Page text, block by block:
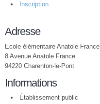
Inscription
Adresse
Ecole élémentaire Anatole France
8 Avenue Anatole France
94220 Charenton-le-Pont
Informations
Établissement public